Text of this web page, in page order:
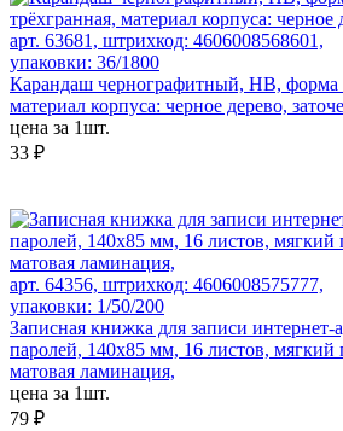
арт. 63681, штрихкод: 4606008568601,
упаковки: 36/1800
Карандаш чернографитный, HB, форма
материал корпуса: черное дерево,
цена за 1шт.
33 ₽
арт. 64356, штрихкод: 4606008575777,
упаковки: 1/50/200
Записная книжка для записи интернет-
паролей, 140х85 мм, 16 листов, мягкий
матовая ламинация,
цена за 1шт.
79 ₽